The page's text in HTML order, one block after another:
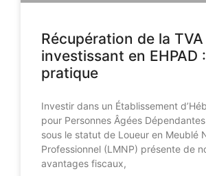
Récupération de la TVA
investissant en EHPAD
pratique
Investir dans un Établissement
pour Personnes Âgées Dépendantes
sous le statut de Loueur en Meublé
Professionnel (LMNP) présente de
avantages fiscaux,